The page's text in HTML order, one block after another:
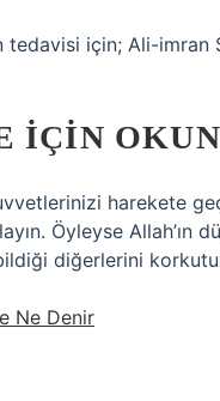
tedavisi için; Ali-imran
IÇIN
harekete
Öyleyse Allah’ın
diğerlerini
Ne Denir